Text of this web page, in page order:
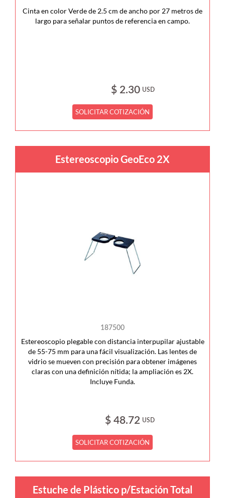
Cinta en color Verde de 2.5 cm de ancho por 27 metros de
largo para señalar puntos de referencia en campo.
$ 2.30 USD
SOLICITAR COTIZACIÓN
Estereoscopio GeoEco 2X
187500
Estereoscopio plegable con distancia interpupilar ajustable
de 55-75 mm para una fácil visualización. Las lentes de
vidrio se mueven con precisión para obtener imágenes
claras con una definición nítida; la ampliación es 2X.
Incluye Funda.
$ 48.72 USD
SOLICITAR COTIZACIÓN
Estuche de Plástico p/Estación Total